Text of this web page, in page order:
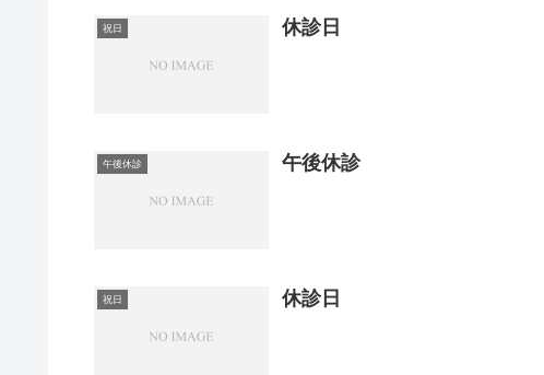
祝日 休診日
午後休診 午後休診
祝日 休診日